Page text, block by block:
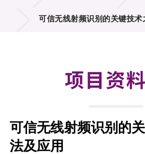
项目及资助计划
资助计划
项目资料库
可信无线射频识别的关键技术
项目资
可信无线射频识别的
法及应用